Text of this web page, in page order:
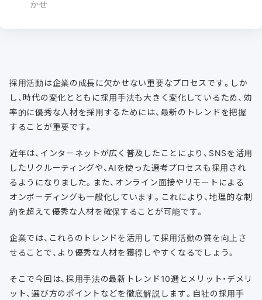
かせ
採用活動は企業の成長に欠かせない重要なプロセスです。しか
し、時代の変化とともに採用手法も大きく変化しているため、効
率的に優秀な人材を採用するためには、最新のトレンドを把握
することが重要です。
近年は、インターネットが広く普及したことにより、SNSを活用
したリクルーティングや、AIを使った選考プロセスも採用され
るようになりました。また、オンライン面接やリモートによる
オンボーディングも一般化しています。これにより、地理的な制
約を超えて優秀な人材を確保することが可能です。
企業では、これらのトレンドを活用して採用活動の質を向上さ
せることで、より優秀な人材を獲得しやすくなるでしょう。
そこで今回は、採用手法の最新トレンド10選とメリット・デメリ
ット、選び方のポイントなどを徹底解説します。自社の採用手